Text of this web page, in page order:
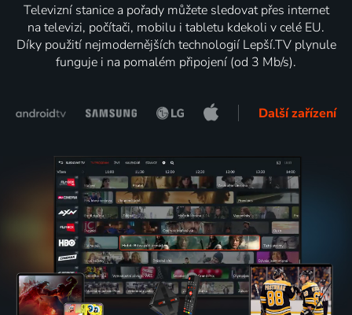
Televizní stanice a pořady můžete sledovat přes internet
na televizi, počítači, mobilu i tabletu kdekoli v celé EU.
Díky použití nejmodernějších technologií Lepší.TV plynule
funguje i na pomalém připojení (od 3 Mb/s).
Další zařízení